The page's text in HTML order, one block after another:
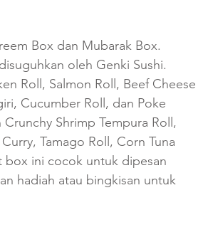
Box dan Mubarak Box.
oleh Genki Sushi.
Roll, Salmon Roll, Beef Cheese
Cucumber Roll, dan Poke
Shrimp Tempura Roll,
Tamago Roll, Corn Tuna
box ini cocok untuk dipesan
hadiah atau bingkisan untuk